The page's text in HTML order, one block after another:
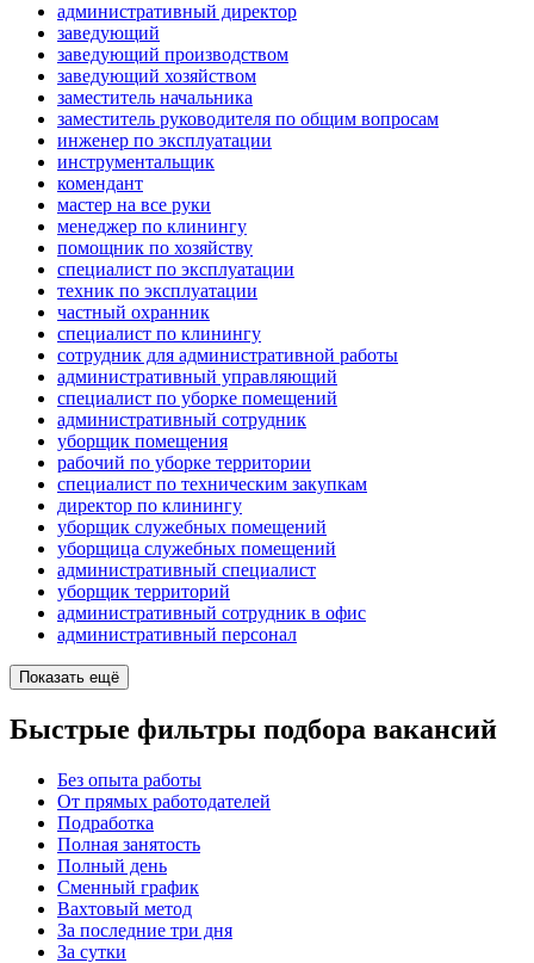
административный директор
заведующий
заведующий производством
заведующий хозяйством
заместитель начальника
заместитель руководителя по общим вопросам
инженер по эксплуатации
инструментальщик
комендант
мастер на все руки
менеджер по клинингу
помощник по хозяйству
специалист по эксплуатации
техник по эксплуатации
частный охранник
специалист по клинингу
сотрудник для административной работы
административный управляющий
специалист по уборке помещений
административный сотрудник
уборщик помещения
рабочий по уборке территории
специалист по техническим закупкам
директор по клинингу
уборщик служебных помещений
уборщица служебных помещений
административный специалист
уборщик территорий
административный сотрудник в офис
административный персонал
Показать ещё
Быстрые фильтры подбора вакансий
Без опыта работы
От прямых работодателей
Подработка
Полная занятость
Полный день
Сменный график
Вахтовый метод
За последние три дня
За сутки